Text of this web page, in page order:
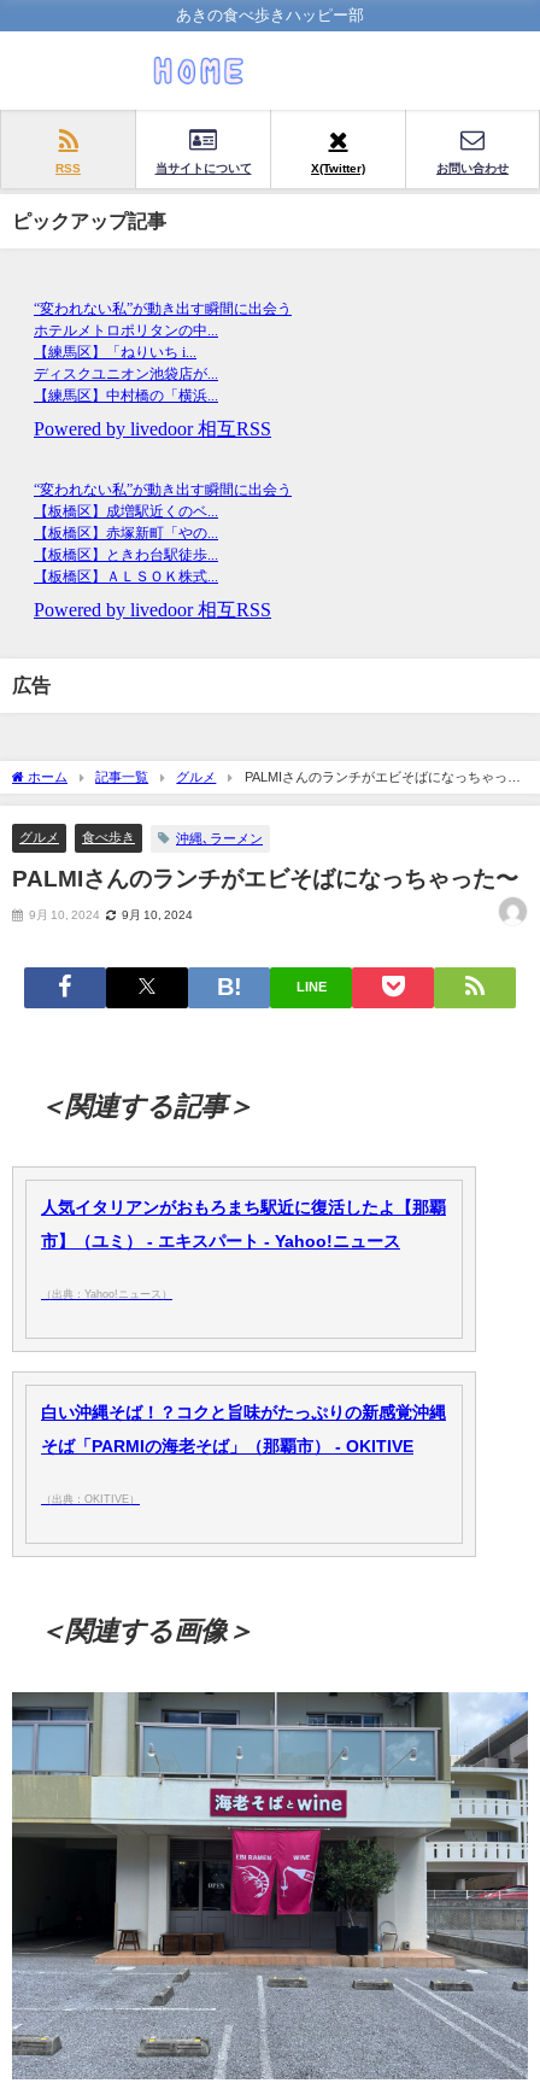
あきの食べ歩きハッピー部
RSS 当サイトについて X(Twitter) お問い合わせ
ピックアップ記事
広告
ホーム 記事一覧 グルメ
PALMIさんのランチがエビそばになっちゃっ
た〜
グルメ 食べ歩き 沖縄､ラーメン
PALMIさんのランチがエビそばになっちゃった〜
9月 10, 2024 9月 10, 2024
LINE
＜関連する記事＞
人気イタリアンがおもろまち駅近に復活したよ【那覇
市】（ユミ） - エキスパート - Yahoo!ニュース
（出典：Yahoo!ニュース）
白い沖縄そば！？コクと旨味がたっぷりの新感覚沖縄
そば「PARMIの海老そば」（那覇市） - OKITIVE
（出典：OKITIVE）
＜関連する画像＞